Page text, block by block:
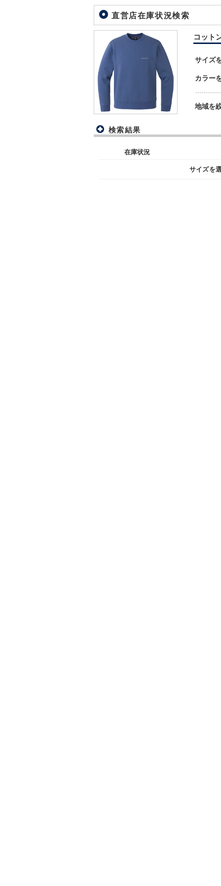
直営店在庫状況検索
コット
サイズ
カラー
地域を
検索結果
在庫状況
サイズを